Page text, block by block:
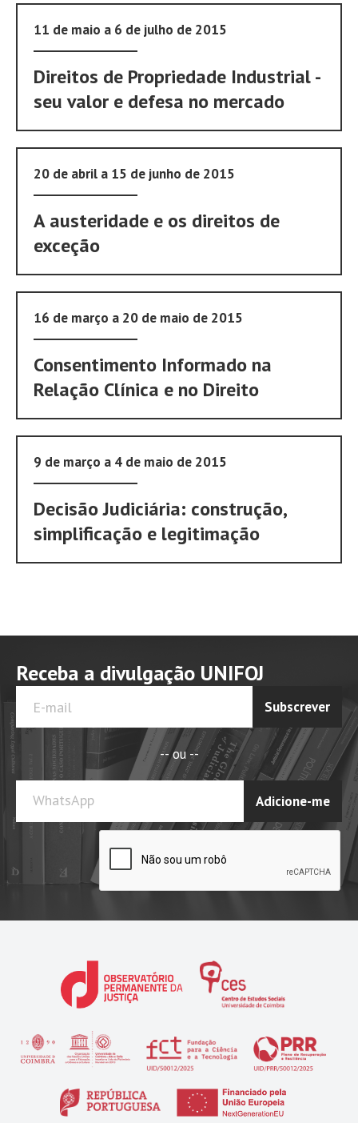
11 de maio a 6 de julho de 2015
Direitos de Propriedade Industrial -
seu valor e defesa no mercado
20 de abril a 15 de junho de 2015
A austeridade e os direitos de
exceção
16 de março a 20 de maio de 2015
Consentimento Informado na
Relação Clínica e no Direito
9 de março a 4 de maio de 2015
Decisão Judiciária: construção,
simplificação e legitimação
Receba a divulgação UNIFOJ
Subscrever
-- ou --
WhatsApp Adicione-me